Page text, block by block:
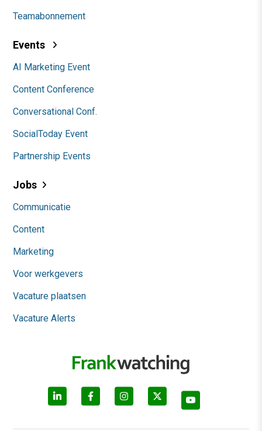
Teamabonnement
Events
AI Marketing Event
Content Conference
Conversational Conf.
SocialToday Event
Partnership Events
Jobs
Communicatie
Content
Marketing
Voor werkgevers
Vacature plaatsen
Vacature Alerts